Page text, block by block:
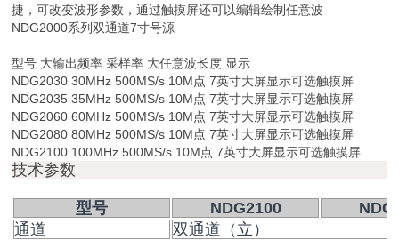
捷，可改变波形参数，通过触摸屏还可以编辑绘制任意波
NDG2000系列双通道7寸号源
型号 大输出频率 采样率 大任意波长度 显示
NDG2030 30MHz 500MS/s 10M点 7英寸大屏显示可选触摸屏
NDG2035 35MHz 500MS/s 10M点 7英寸大屏显示可选触摸屏
NDG2060 60MHz 500MS/s 10M点 7英寸大屏显示可选触摸屏
NDG2080 80MHz 500MS/s 10M点 7英寸大屏显示可选触摸屏
NDG2100 100MHz 500MS/s 10M点 7英寸大屏显示可选触摸屏
技术参数
型号 NDG2100
通道
双通道（立）